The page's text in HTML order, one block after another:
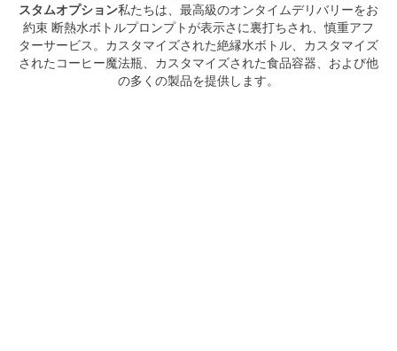
スタムオプション私たちは、最高級のオンタイムデリバリーをお
約束 断熱水ボトルプロンプトが表示さに裏打ちされ、慎重アフ
ターサービス。カスタマイズされた絶縁水ボトル、カスタマイズ
されたコーヒー魔法瓶、カスタマイズされた食品容器、および他
の多くの製品を提供します。